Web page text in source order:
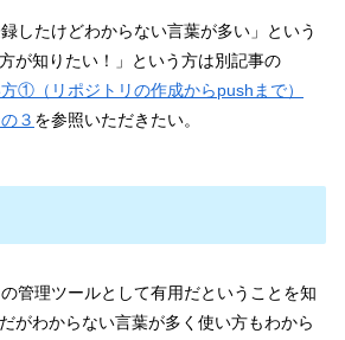
したけどわからない言葉が多い」という
が知りたい！」という方は別記事の
①（リポジトリの作成からpushまで）
３ を参照いただきたい。
管理ツールとして有用だということを知
がわからない言葉が多く使い方もわから